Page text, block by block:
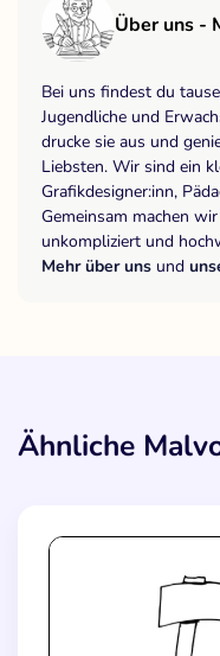
Über uns -
Bei uns findest du
Jugendliche und
drucke sie aus und
Liebsten. Wir sind ein
Grafikdesigner:inn,
Gemeinsam machen
unkompliziert und
Mehr über uns und
Ähnliche